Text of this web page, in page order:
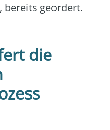
bereits geor­dert.
die